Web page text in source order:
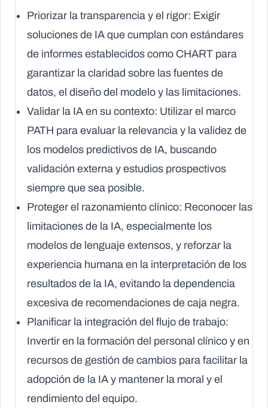
Priorizar la transparencia y el rigor: Exigir
soluciones de IA que cumplan con estándares
de informes establecidos como CHART para
garantizar la claridad sobre las fuentes de
datos, el diseño del modelo y las limitaciones.
Validar la IA en su contexto: Utilizar el marco
PATH para evaluar la relevancia y la validez de
los modelos predictivos de IA, buscando
validación externa y estudios prospectivos
siempre que sea posible.
Proteger el razonamiento clínico: Reconocer las
limitaciones de la IA, especialmente los
modelos de lenguaje extensos, y reforzar la
experiencia humana en la interpretación de los
resultados de la IA, evitando la dependencia
excesiva de recomendaciones de caja negra.
Planificar la integración del flujo de trabajo:
Invertir en la formación del personal clínico y en
recursos de gestión de cambios para facilitar la
adopción de la IA y mantener la moral y el
rendimiento del equipo.